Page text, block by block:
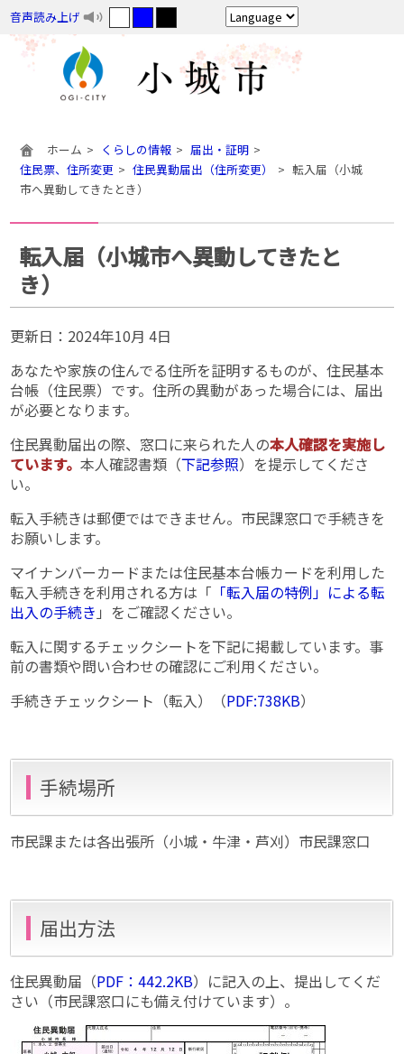
音声読み上げ
ホーム くらしの情報
届出・証明
住民票、住所変更
住民異動届出（住所変更）
転入届（小城
市へ異動してきたとき）
転入届（小城市へ異動してきたと
き）
更新日： 2024年10月 4日
あなたや家族の住んでる住所を証明するものが、住民基本
台帳（住民票）です。住所の異動があった場合には、届出
が必要となります。
住民異動届出の際、窓口に来られた人の本人確認を実施し
ています。本人確認書類（下記参照）を提示してくださ
い。
転入手続きは郵便ではできません。市民課窓口で手続きを
お願いします。
マイナンバーカードまたは住民基本台帳カードを利用した
転入手続きを利用される方は「 「転入届の特例」による転
出入の手続き 」をご確認ください。
転入に関するチェックシートを下記に掲載しています。事
前の書類や問い合わせの確認にご利用ください。
手続きチェックシート（転入）（PDF:738KB）
手続場所
市民課または各出張所（小城・牛津・芦刈）市民課窓口
届出方法
住民異動届（PDF：442.2KB）に記入の上、提出してくだ
さい（市民課窓口にも備え付けています）。